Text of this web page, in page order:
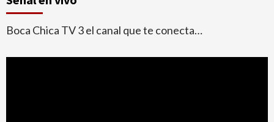
Boca Chica TV 3 el canal que te conecta…